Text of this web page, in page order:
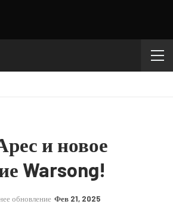
и новое
Warsong!
обновление Фев 21, 2025